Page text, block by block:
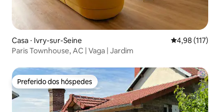
Casa ⋅ Ivry-sur-Seine 4,98 de uma
4,98 (117)
Paris Townhouse, AC | Vaga | Jardim
Preferido dos hóspedes
Preferido dos hóspedes